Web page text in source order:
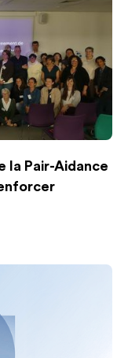
la Pair-Aidance